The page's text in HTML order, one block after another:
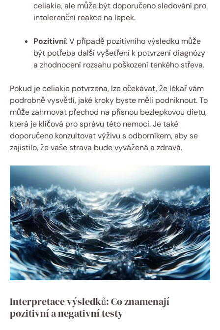
celiakie, ale může být doporučeno sledování pro
intolerenční reakce na lepek.
Pozitivní: V případě pozitivního výsledku může
být potřeba další vyšetření k potvrzení diagnózy
a zhodnocení rozsahu poškození tenkého střeva.
Pokud je celiakie potvrzena, lze očekávat, že lékař vám
podrobně vysvětlí, jaké kroky byste měli podniknout. To
může zahrnovat přechod na přísnou bezlepkovou dietu,
která je klíčová pro správu této nemoci. Je také
doporučeno konzultovat výživu s odborníkem, aby se
zajistilo, že vaše strava bude vyvážená a zdravá.
Interpretace výsledků: Co znamenají
pozitivní a negativní testy